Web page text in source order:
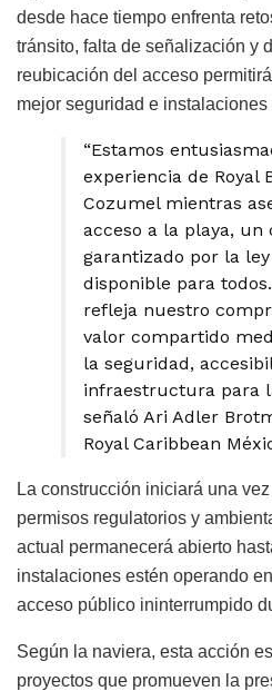
desde hace tiempo enfrenta
tránsito, falta de señalización y
reubicación del acceso
mejor seguridad e instalaciones
“Estamos
experiencia de Royal
Cozumel mientras
acceso a la playa, un
garantizado por la
disponible para
refleja nuestro
valor compartido
la seguridad,
infraestructura para
señaló Ari Adler
Royal Caribbean
La construcción iniciará una
permisos regulatorios y
actual permanecerá abierto
instalaciones estén operando
acceso público ininterrumpido
Según la naviera, esta acción
proyectos que promueven la